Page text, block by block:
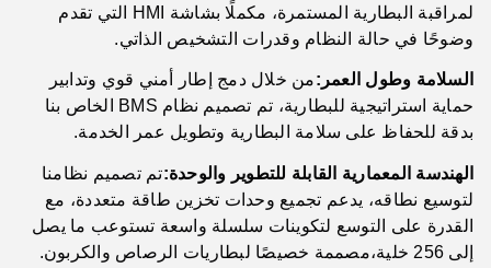
لمراقبة البطارية المستمرة، مكملًا بشاشة HMI التي تقدم
وضوحًا في حالة النظام وقدرات التشخيص الذاتي.
السلامة وطول العمر:من خلال دمج إطار أمني قوي وتدابير
حماية استراتيجية للبطارية، تم تصميم نظام BMS الخاص بنا
بدقة للحفاظ على سلامة البطارية وتطويل عمر الخدمة.
الهندسة المعمارية القابلة للتطوير والوحدة:تم تصميم نظامنا
لتوسيع نطاقه، يدعم تجميع وحدات تخزين طاقة متعددة، مع
القدرة على التوسع لتكوينات سلسلة واسعة تستوعب ما يصل
إلى 256 خلية،مصممة خصيصًا لبطاريات الرصاص والكربون.